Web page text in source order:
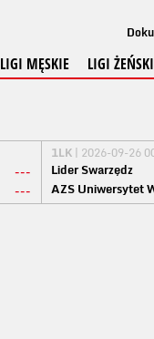
LIGI MĘSKIE LIGI
---
---
1LK | 2026-09-26
Lider Swarzędz
AZS Uniwersytet